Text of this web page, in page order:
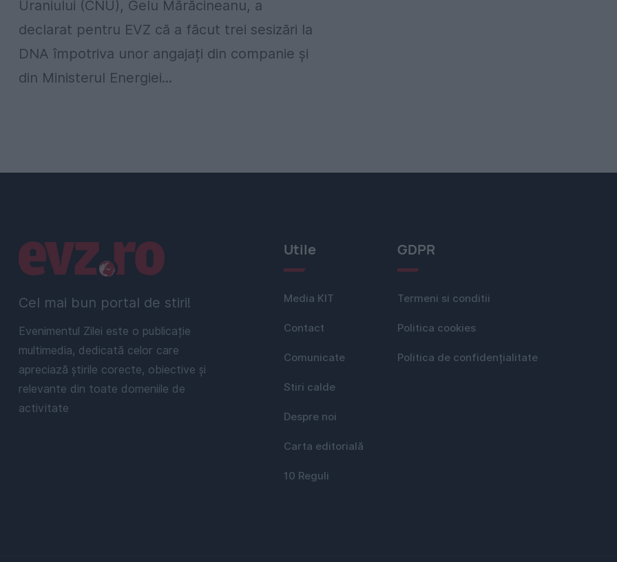
Uraniului (CNU), Gelu Mărăcineanu, a
declarat pentru EVZ că a făcut trei sesizări la
DNA împotriva unor angajați din companie și
din Ministerul Energiei...
Cel mai bun portal de stiri!
Evenimentul Zilei este o publicație
multimedia, dedicată celor care
apreciază știrile corecte, obiective și
relevante din toate domeniile de
activitate
Linkuri utile Utile
Media KIT
Contact
Comunicate
Stiri calde
Despre noi
Carta editorială
10 Reguli
GDPR
Termeni si conditii
Politica cookies
Politica de confidențialitate